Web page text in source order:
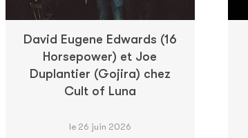
David Eugene Edwards (16
Horsepower) et Joe
Duplantier (Gojira) chez
Cult of Luna
le 26 juin 2026